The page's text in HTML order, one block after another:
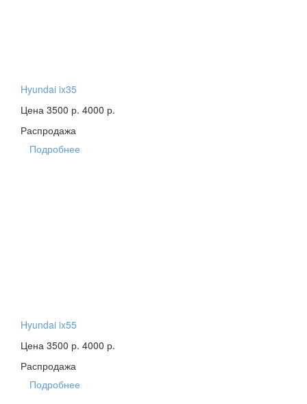
Hyundai ix35
Цена 3500 р. 4000 р.
Распродажа
Подробнее
Hyundai ix55
Цена 3500 р. 4000 р.
Распродажа
Подробнее